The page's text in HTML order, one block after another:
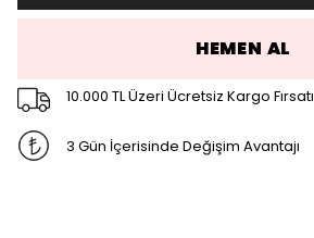
HEMEN AL
10.000 TL Üzeri Ücretsiz Kargo Fırsatı
3 Gün İçerisinde Değişim Avantajı